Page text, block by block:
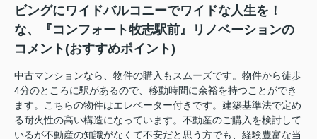
ビングにワイドバルコニーでワイドな人生を！
な、『コンフォート牧志駅前』リノベーションの
コメント(おすすめポイント)
中古マンションなら、物件の購入もスムーズです。物件から徒歩
4分のところに駅があるので、移動時間に余裕を持つことができ
ます。こちらの物件はエレベーター付きです。建築基準法で定め
る耐火性の高い構造になっています。不動産のご購入を検討して
いるが不動産の知識がなくて不安だと思う方でも、経験豊富な当